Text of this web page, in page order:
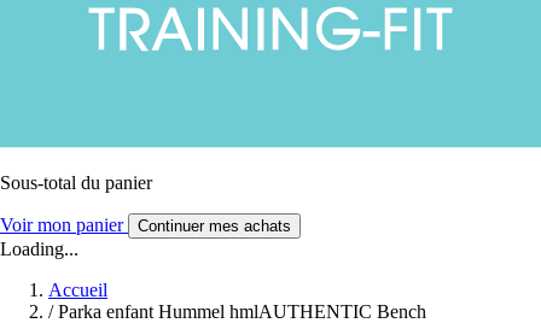
Sous-total du panier
Voir mon panier Continuer mes achats
Loading...
Accueil
/ Parka enfant Hummel hmlAUTHENTIC Bench